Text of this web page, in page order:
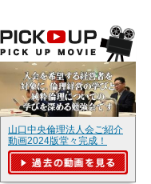
山口中央倫理法人会ご紹介
動画2024版堂々完成！